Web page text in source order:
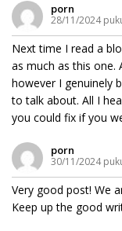
porn
28/11/2024
Next time I read a
as much as this one.
however I genuinely
to talk about. All I
you could fix if you
porn
30/11/2024
Very good post! We
Keep up the good